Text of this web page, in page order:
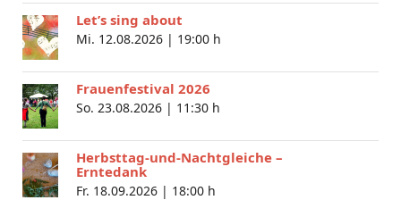
Let’s sing about
Mi. 12.08.2026 | 19:00 h
Frauenfestival 2026
So. 23.08.2026 | 11:30 h
Herbsttag-und-Nachtgleiche –
Erntedank
Fr. 18.09.2026 | 18:00 h